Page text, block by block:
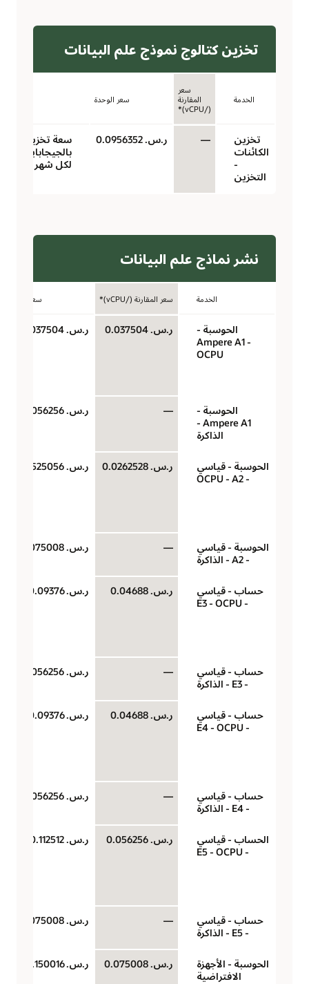
تخزين كتالوج نموذج علم البيانات
الخدمة
سعر
المقارنة
سعر الوحدة
تخزين
الكائنات
التخزين
— ر.س.‏ 0.0956352
سعة تخزين
بالجيجابايت
لكل شهر
نشر نماذج علم البيانات
الخدمة سعر المقارنة (/vCPU)* سعر الوحدة
الحوسبة -
Ampere A1 -
OCPU
ر.س.‏ 0.037504 ر.س.‏ 0.037504
الحوسبة -
Ampere A1 -
الذاكرة
— ر.س.‏ 0.0056256
الحوسبة - قياسي
ر.س.‏ 0.0262528 ر.س.‏ 0.0525056
الحوسبة - قياسي
— ر.س.‏ 0.0075008
حساب - قياسي
ر.س.‏ 0.04688 ر.س.‏ 0.09376
حساب - قياسي
— ر.س.‏ 0.0056256
حساب - قياسي
ر.س.‏ 0.04688 ر.س.‏ 0.09376
حساب - قياسي
— ر.س.‏ 0.0056256
الحساب - قياسي
ر.س.‏ 0.056256 ر.س.‏ 0.112512
حساب - قياسي
— ر.س.‏ 0.0075008
الحوسبة - الأجهزة
الافتراضية
ر.س.‏ 0.075008 ر.س.‏ 0.150016